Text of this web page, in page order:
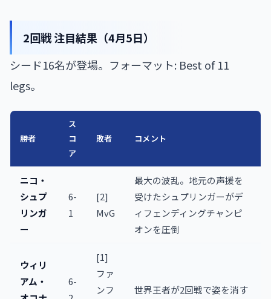
2回戦 注目結果（4月5日）
シード16名が登場。フォーマット: Best of 11
legs。
勝者
ス
コ
ア
敗者 コメント
ニコ・
シュプ
リンガ
ー
6-
1
[2]
MvG
最大の波乱。地元の声援を
受けたシュプリンガーがデ
ィフェンディングチャンピ
オンを圧倒
ウィリ
アム・
6-
[1]
ファ
ンフ
世界王者が2回戦で姿を消す